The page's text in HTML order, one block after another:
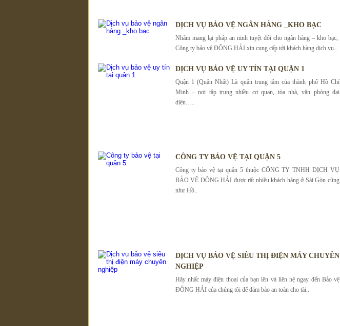
DỊCH VỤ BẢO VỆ NGÂN HÀNG _KHO BẠC
Nhằm mang lại pháp an ninh tuyệt đối cho ngân hàng – kho bạc,
Công ty bảo vệ ĐÔNG HẢI xin cung cấp tới khách hàng dịch vụ..
DỊCH VỤ BẢO VỆ UY TÍN TẠI QUẬN 1
Quận 1 (Quận Nhất) Là quận trung tâm của thành phố Hồ Chí
Minh – nơi tập trung nhiều cơ quan, tòa nhà, văn phòng đại
diện…..
CÔNG TY BẢO VỆ TẠI QUẬN 5
Công ty bảo vệ tại quận 5 thuộc CÔNG TY TNHH DỊCH VỤ
BẢO VỆ ĐÔNG HẢI được rất nhiều khách hàng ở Sài Gòn cũng
như Hồ..
DỊCH VỤ BẢO VỆ SIÊU THỊ ĐIỆN MÁY CHUYÊN
NGHIỆP
Hãy nhấc máy điện thoại của bạn lên và liên hệ ngay đến Bảo vệ
ĐÔNG HẢI của chúng tôi để đảm bảo an toàn cho tài..